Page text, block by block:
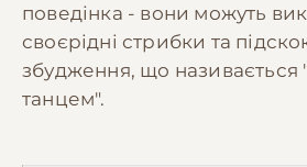
поведінка - вони можуть
своєрідні стрибки та
збудження, що називається
танцем".